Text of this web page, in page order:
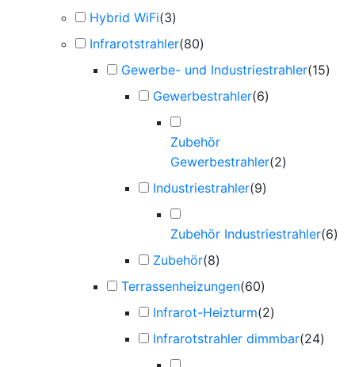
Hybrid WiFi(3)
Infrarotstrahler(80)
Gewerbe- und Industriestrahler(15)
Gewerbestrahler(6)
Zubehör
Gewerbestrahler(2)
Industriestrahler(9)
Zubehör Industriestrahler(6)
Zubehör(8)
Terrassenheizungen(60)
Infrarot-Heizturm(2)
Infrarotstrahler dimmbar(24)